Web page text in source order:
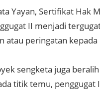
Yayan, Sertifikat Hak
II menjadi
atau peringatan kepada
sengketa juga
titik temu,